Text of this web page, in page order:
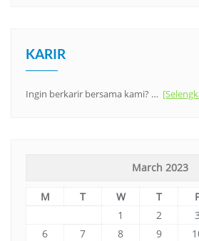
KARIR
Ingin berkarir bersama kami? …
March 2023
M T W T F
1
2 3
6
7 8 9